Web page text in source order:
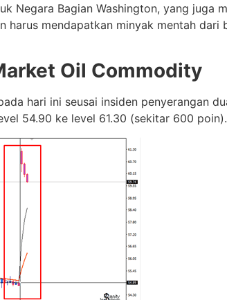
Negara Bagian Washington, yang juga
harus mendapatkan minyak mentah
Oil Commodity
hari ini seusai insiden penyerangan
54.90 ke level 61.30 (sekitar 600 poin).